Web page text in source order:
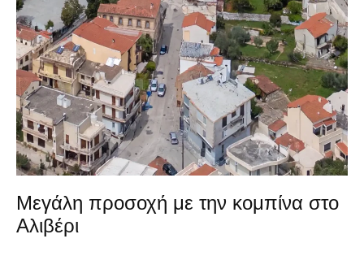
Μεγάλη προσοχή με την κομπίνα στο
Αλιβέρι